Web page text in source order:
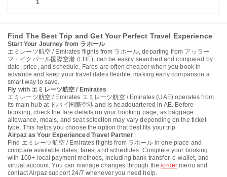
1
Find The Best Trip and Get Your Perfect Travel Experience
Start Your Journey from ラホール
エミレーツ航空 / Emirates flights from ラホール, departing from アッラー
マ・イクバール国際空港 (LHE), can be easily searched and compared by
date, price, and schedule. Fares are often cheaper when you book in
advance and keep your travel dates flexible, making early comparison a
smart way to save.
Fly with エミレーツ航空 / Emirates
エミレーツ航空 / Emirates エミレーツ航空 / Emirates (UAE) operates from
its main hub at ドバイ国際空港 and is headquartered in AE. Before
booking, check the fare details on your booking page, as baggage
allowance, meals, and seat selection may vary depending on the ticket
type. This helps you choose the option that best fits your trip.
Airpaz as Your Experienced Travel Partner
Find エミレーツ航空 / Emirates flights from ラホール in one place and
compare available dates, fares, and schedules. Complete your booking
with 100+ local payment methods, including bank transfer, e-wallet, and
virtual account. You can manage changes through the/order menu and
contact Airpaz support 24/7 whenever you need help.